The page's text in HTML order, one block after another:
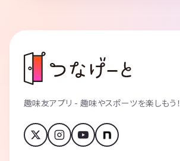
趣味友アプリ - 趣味やスポーツを楽しもう！